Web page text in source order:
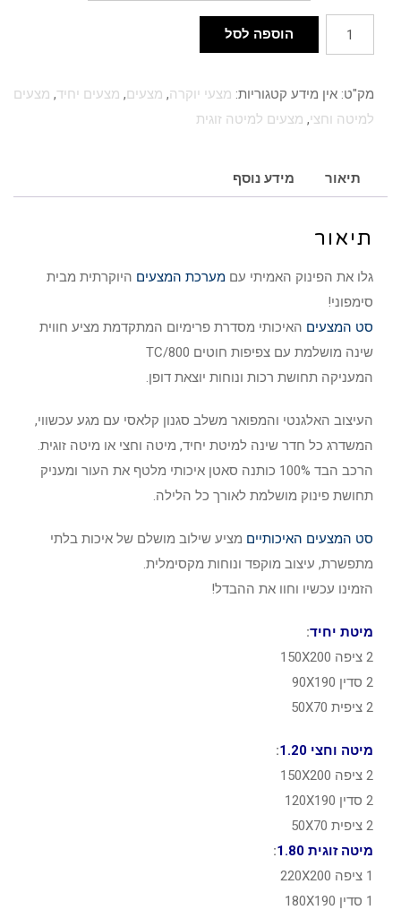
כמות
של
Bloom
הוספה לסל
מק"ט: אין מידע קטגוריות: מצעי יוקרה, מצעים, מצעים יחיד, מצעים
למיטה וחצי, מצעים למיטה זוגית
תיאור מידע נוסף
תיאור
גלו את הפינוק האמיתי עם מערכת המצעים היוקרתית מבית
סימפוני!
סט המצעים האיכותי מסדרת פרימיום המתקדמת מציע חווית
שינה מושלמת עם צפיפות חוטים TC/800
המעניקה תחושת רכות ונוחות יוצאת דופן.
העיצוב האלגנטי והמפואר משלב סגנון קלאסי עם מגע עכשווי,
המשדרג כל חדר שינה למיטת יחיד, מיטה וחצי או מיטה זוגית.
הרכב הבד 100% כותנה סאטן איכותי מלטף את העור ומעניק
תחושת פינוק מושלמת לאורך כל הלילה.
סט המצעים האיכותיים מציע שילוב מושלם של איכות בלתי
מתפשרת, עיצוב מוקפד ונוחות מקסימלית.
הזמינו עכשיו וחוו את ההבדל!
מיטת יחיד:
2 ציפה 150X200
2 סדין 90X190
2 ציפית 50X70
מיטה וחצי 1.20
:
2 ציפה 150X200
2 סדין 120X190
2 ציפית 50X70
מיטה זוגית 1.80
:
1 ציפה 220X200
1 סדין 180X190